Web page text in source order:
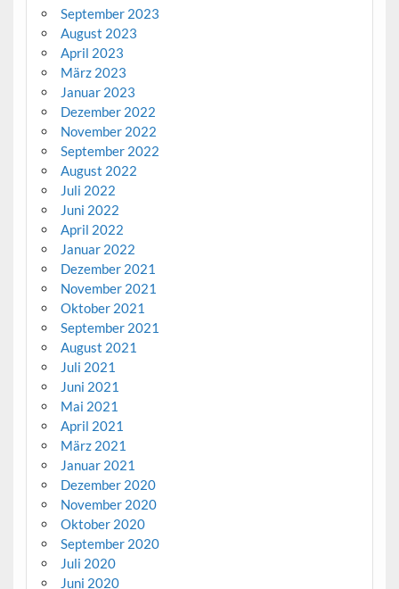
September 2023
August 2023
April 2023
März 2023
Januar 2023
Dezember 2022
November 2022
September 2022
August 2022
Juli 2022
Juni 2022
April 2022
Januar 2022
Dezember 2021
November 2021
Oktober 2021
September 2021
August 2021
Juli 2021
Juni 2021
Mai 2021
April 2021
März 2021
Januar 2021
Dezember 2020
November 2020
Oktober 2020
September 2020
Juli 2020
Juni 2020